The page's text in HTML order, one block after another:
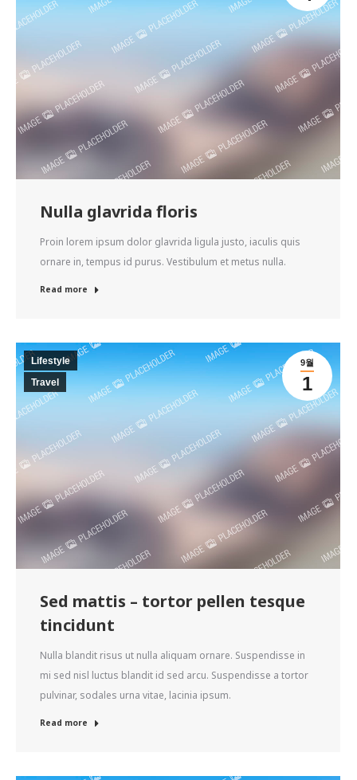
Nulla glavrida floris
Proin lorem ipsum dolor glavrida ligula justo, iaculis quis
ornare in, tempus id purus. Vestibulum et metus nulla.
Read more
9월
1
Lifestyle
Travel
Sed mattis – tortor pellen tesque
tincidunt
Nulla blandit risus ut nulla aliquam ornare. Suspendisse in
mi sed nisl luctus blandit id sed arcu. Suspendisse a tortor
pulvinar, sodales urna vitae, lacinia ipsum.
Read more